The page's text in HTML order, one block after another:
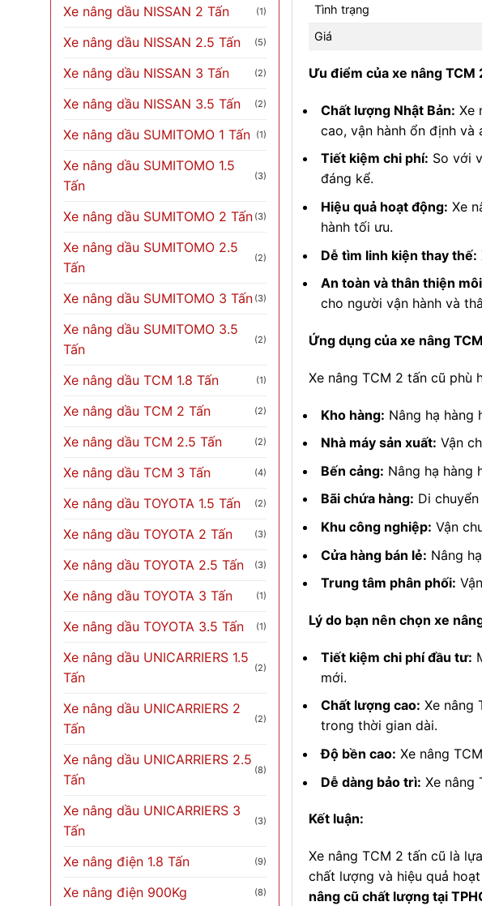
Tình trạng
Giá
Ưu điểm của xe nâng TCM
Chất lượng Nhật Bản: Xe
cao, vận hành ổn định và
Tiết kiệm chi phí: So với
đáng kể.
Hiệu quả hoạt động: Xe
hành tối ưu.
Dễ tìm linh kiện thay thế:
An toàn và thân thiện
cho người vận hành và
Ứng dụng của xe nâng
Xe nâng TCM 2 tấn cũ phù
Kho hàng: Nâng hạ hàng
Nhà máy sản xuất: Vận
Bến cảng: Nâng hạ hàng
Bãi chứa hàng: Di
Khu công nghiệp: Vận
Cửa hàng bán lẻ: Nâng
Trung tâm phân phối:
Lý do bạn nên chọn xe
Tiết kiệm chi phí đầu tư:
mới.
Chất lượng cao: Xe nâng
trong thời gian dài.
Độ bền cao: Xe nâng
Dễ dàng bảo trì: Xe nâng
Kết luận:
Xe nâng TCM 2 tấn cũ là
chất lượng và hiệu quả
nâng cũ chất lượng tại
Xe nâng dầu NISSAN 2 Tấn (1)
Xe nâng dầu NISSAN 2.5 Tấn (5)
Xe nâng dầu NISSAN 3 Tấn (2)
Xe nâng dầu NISSAN 3.5 Tấn (2)
Xe nâng dầu SUMITOMO 1 Tấn (1)
Xe nâng dầu SUMITOMO 1.5
Tấn
(3)
Xe nâng dầu SUMITOMO 2 Tấn (3)
Xe nâng dầu SUMITOMO 2.5
Tấn
(2)
Xe nâng dầu SUMITOMO 3 Tấn (3)
Xe nâng dầu SUMITOMO 3.5
Tấn
(2)
Xe nâng dầu TCM 1.8 Tấn (1)
Xe nâng dầu TCM 2 Tấn (2)
Xe nâng dầu TCM 2.5 Tấn (2)
Xe nâng dầu TCM 3 Tấn (4)
Xe nâng dầu TOYOTA 1.5 Tấn (2)
Xe nâng dầu TOYOTA 2 Tấn (3)
Xe nâng dầu TOYOTA 2.5 Tấn (3)
Xe nâng dầu TOYOTA 3 Tấn (1)
Xe nâng dầu TOYOTA 3.5 Tấn (1)
Xe nâng dầu UNICARRIERS 1.5
Tấn
(2)
Xe nâng dầu UNICARRIERS 2
Tấn
(2)
Xe nâng dầu UNICARRIERS 2.5
Tấn
(8)
Xe nâng dầu UNICARRIERS 3
Tấn
(3)
Xe nâng điện 1.8 Tấn (9)
Xe nâng điện 900Kg (8)